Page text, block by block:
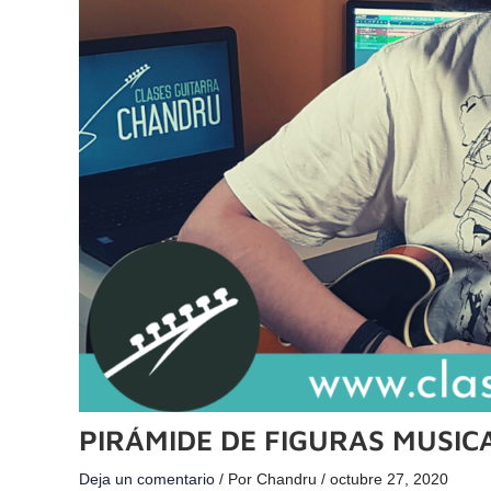
PIRÁMIDE DE FIGURAS
Deja un comentario / Por Chandru / octubre 27, 2020